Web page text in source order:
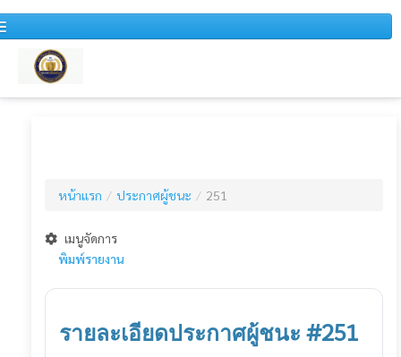
สำหรับบุคคลทั่วไป
ข่าวประชาสัมพันธ์
รายงานสรุปผลการจัดซื้อจัดจ้างประจำเดือน
หน้าแรก / ประกาศผู้ชนะ / 251
เมนูจัดการ
พิมพ์รายงาน
รายละเอียดประกาศผู้ชนะ #251